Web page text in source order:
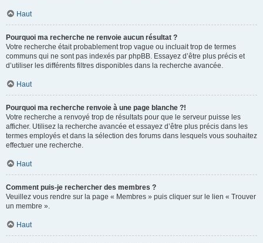
Haut
Pourquoi ma recherche ne renvoie aucun résultat ?
Votre recherche était probablement trop vague ou incluait trop de termes
communs qui ne sont pas indexés par phpBB. Essayez d’être plus précis et
d’utiliser les différents filtres disponibles dans la recherche avancée.
Haut
Pourquoi ma recherche renvoie à une page blanche ?!
Votre recherche a renvoyé trop de résultats pour que le serveur puisse les
afficher. Utilisez la recherche avancée et essayez d’être plus précis dans les
termes employés et dans la sélection des forums dans lesquels vous souhaitez
effectuer une recherche.
Haut
Comment puis-je rechercher des membres ?
Veuillez vous rendre sur la page « Membres » puis cliquer sur le lien « Trouver
un membre ».
Haut